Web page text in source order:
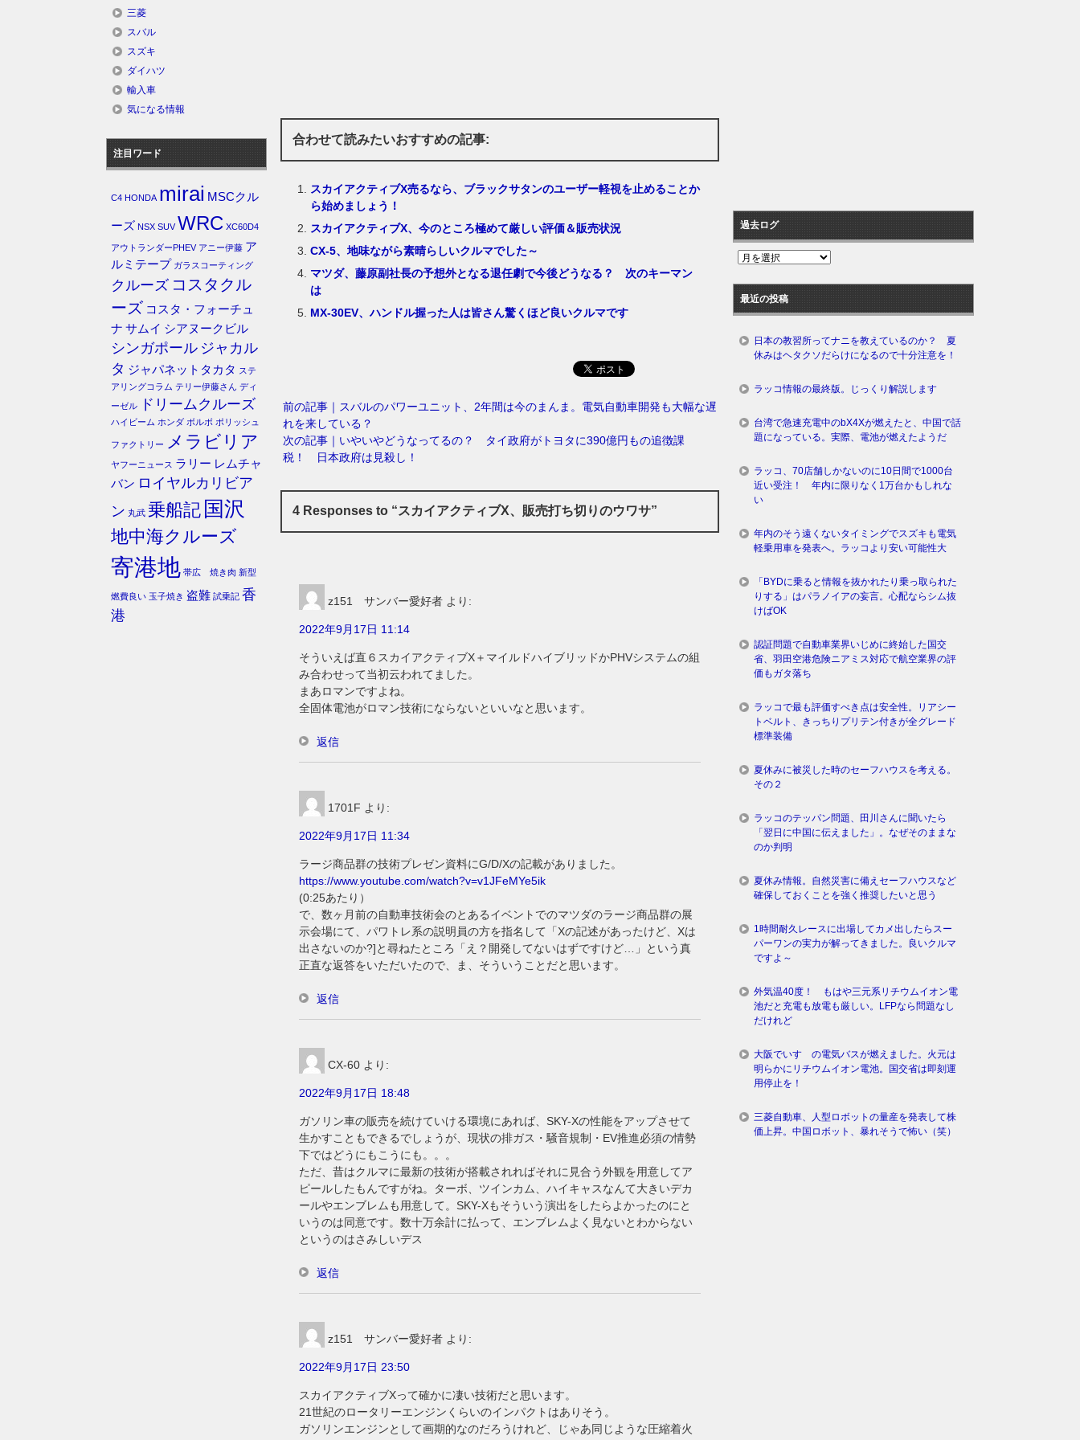
合わせて読みたいおすすめの記事:
スカイアクティブX売るなら、ブラックサタンのユーザー軽視を止めることか
ら始めましょう！
スカイアクティブX、今のところ極めて厳しい評価＆販売状況
CX-5、地味ながら素晴らしいクルマでした～
マツダ、藤原副社長の予想外となる退任劇で今後どうなる？ 次のキーマン
は
MX-30EV、ハンドル握った人は皆さん驚くほど良いクルマです
前の記事｜スバルのパワーユニット、2年間は今のまんま。電気自動車開発も大幅な遅
れを来している？
次の記事｜いやいやどうなってるの？ タイ政府がトヨタに390億円もの追徴課
税！ 日本政府は見殺し！
4 Responses to “スカイアクティブX、販売打ち切りのウワサ”
z151 サンバー愛好者 より:
2022年9月17日 11:14
そういえば直６スカイアクティブX＋マイルドハイブリッドかPHVシステムの組
み合わせって当初云われてました。
まあロマンですよね。
全固体電池がロマン技術にならないといいなと思います。
返信
1701F より:
2022年9月17日 11:34
ラージ商品群の技術プレゼン資料にG/D/Xの記載がありました。
https://www.youtube.com/watch?v=v1JFeMYe5ik
(0:25あたり）
で、数ヶ月前の自動車技術会のとあるイベントでのマツダのラージ商品群の展
示会場にて、パワトレ系の説明員の方を指名して「Xの記述があったけど、Xは
出さないのか?]と尋ねたところ「え？開発してないはずですけど…」という真
正直な返答をいただいたので、ま、そういうことだと思います。
返信
CX-60 より:
2022年9月17日 18:48
ガソリン車の販売を続けていける環境にあれば、SKY-Xの性能をアップさせて
生かすこともできるでしょうが、現状の排ガス・騒音規制・EV推進必須の情勢
下ではどうにもこうにも。。。
ただ、昔はクルマに最新の技術が搭載されればそれに見合う外観を用意してア
ピールしたもんですがね。ターボ、ツインカム、ハイキャスなんて大きいデカ
ールやエンブレムも用意して。SKY-Xもそういう演出をしたらよかったのにと
いうのは同意です。数十万余計に払って、エンブレムよく見ないとわからない
というのはさみしいデス
返信
z151 サンバー愛好者 より:
2022年9月17日 23:50
スカイアクティブXって確かに凄い技術だと思います。
21世紀のロータリーエンジンくらいのインパクトはありそう。
ガソリンエンジンとして画期的なのだろうけれど、じゃあ同じような圧縮着火
三菱
スバル
スズキ
ダイハツ
輸入車
気になる情報
注目ワード
C4 HONDA mirai MSCクル
ーズ NSX SUV WRC XC60D4
アウトランダーPHEV アニー伊藤 ア
ルミテープ ガラスコーティング
クルーズ コスタクル
ーズ コスタ・フォーチュ
ナ サムイ シアヌークビル
シンガポール ジャカル
タ ジャパネットタカタ ステ
アリングコラム テリー伊藤さん ディ
ーゼル
ドリームクルーズ
ハイビーム ホンダ ボルボ ポリッシュ
ファクトリー メラビリア
ヤフーニュース ラリー レムチャ
バン ロイヤルカリビア
ン 丸武 乗船記 国沢
地中海クルーズ
寄港地 帯広 焼き肉 新型
燃費良い 玉子焼き 盗難 試乗記 香
港
過去ログ
過
ロ
グ
最近の投稿
日本の教習所ってナニを教えているのか？ 夏
休みはヘタクソだらけになるので十分注意を！
ラッコ情報の最終版。じっくり解説します
台湾で急速充電中のbX4Xが燃えたと、中国で話
題になっている。実際、電池が燃えたようだ
ラッコ、70店舗しかないのに10日間で1000台
近い受注！ 年内に限りなく1万台かもしれな
い
年内のそう遠くないタイミングでスズキも電気
軽乗用車を発表へ。ラッコより安い可能性大
「BYDに乗ると情報を抜かれたり乗っ取られた
りする」はパラノイアの妄言。心配ならシム抜
けばOK
認証問題で自動車業界いじめに終始した国交
省、羽田空港危険ニアミス対応で航空業界の評
価もガタ落ち
ラッコで最も評価すべき点は安全性。リアシー
トベルト、きっちりプリテン付きが全グレード
標準装備
夏休みに被災した時のセーフハウスを考える。
その２
ラッコのテッパン問題、田川さんに聞いたら
「翌日に中国に伝えました」。なぜそのままな
のか判明
夏休み情報。自然災害に備えセーフハウスなど
確保しておくことを強く推奨したいと思う
1時間耐久レースに出場してカメ出したらスー
パーワンの実力が解ってきました。良いクルマ
ですよ～
外気温40度！ もはや三元系リチウムイオン電
池だと充電も放電も厳しい。LFPなら問題なし
だけれど
大阪でいすゞの電気バスが燃えました。火元は
明らかにリチウムイオン電池。国交省は即刻運
用停止を！
三菱自動車、人型ロボットの量産を発表して株
価上昇。中国ロボット、暴れそうで怖い（笑）